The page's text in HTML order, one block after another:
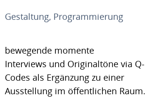
Gestaltung, Programmierung
bewegende momente
Interviews und Originaltöne via Q-
Codes als Ergänzung zu einer
Ausstellung im öffentlichen Raum.